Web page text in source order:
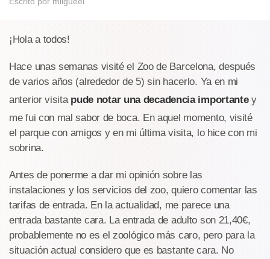
¡Hola a todos!
Hace unas semanas visité el Zoo de Barcelona, después
de varios años (alrededor de 5) sin hacerlo. Ya en mi
anterior visita pude notar una decadencia importantey
me fui con mal sabor de boca. En aquel momento, visité
el parque con amigos y en mi última visita, lo hice con mi
sobrina.
Antes de ponerme a dar mi opinión sobre las
instalaciones y los servicios del zoo, quiero comentar las
tarifas de entrada. En la actualidad, me parece una
entrada bastante cara. La entrada de adulto son 21,40€,
probablemente no es el zoológico más caro, pero para la
situación actual considero que es bastante cara. No